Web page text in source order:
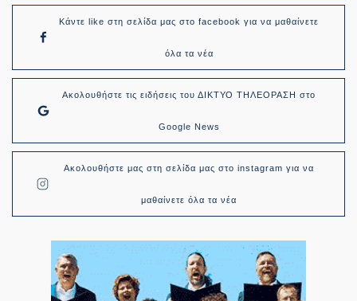
Κάντε like στη σελίδα μας στο facebook για να μαθαίνετε
όλα τα νέα
Ακολουθήστε τις ειδήσεις του ΔΙΚΤΥΟ ΤΗΛΕΟΡΑΣΗ στο
Google News
Ακολουθήστε μας στη σελίδα μας στο instagram για να
μαθαίνετε όλα τα νέα